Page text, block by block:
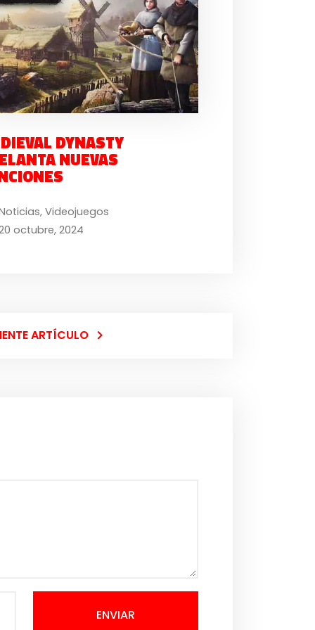
DYNASTY
NUEVAS
,Videojuegos
octubre, 2024
ARTÍCULO
ENVIAR